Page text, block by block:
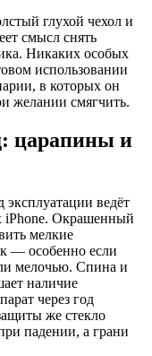
глухой чехол и
смысл снять
Никаких особых
использовании
в которых он
желании смягчить.
царапины и
ведёт
iPhone. Окрашенный
мелкие
— особенно если
мелочью. Спина и
наличие
через год
же стекло
падении, а грани